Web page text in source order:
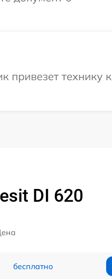
привезет технику к
DI 620
бесплатно